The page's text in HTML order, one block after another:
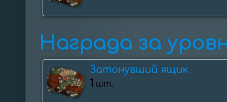
Награда за
Затонувший ящик
1 шт.